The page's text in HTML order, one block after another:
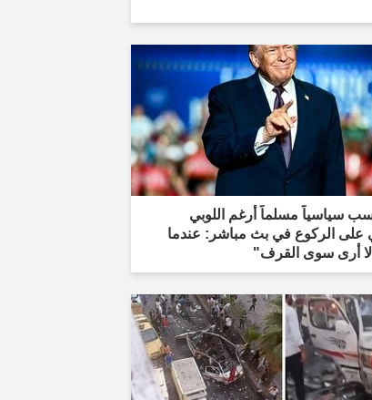
سياسياً مسلماً أرغم اللوبي
على الركوع في بث مباشر: عندما
لا أرى سوى القرف"